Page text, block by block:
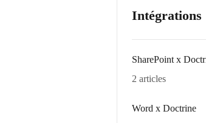
Intégrations
SharePoint x
2 articles
Word x Doctrine